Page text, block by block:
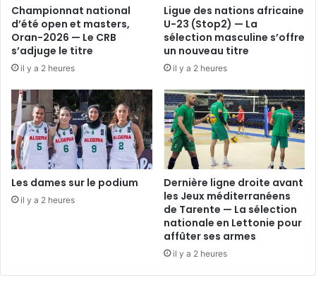
Championnat national
d’été open et masters,
Oran-2026 — Le CRB
s’adjuge le titre
il y a 2 heures
Ligue des nations africaine
U-23 (Stop2) — La
sélection masculine s’offre
un nouveau titre
il y a 2 heures
Les dames sur le podium
il y a 2 heures
Dernière ligne droite avant
les Jeux méditerranéens
de Tarente — La sélection
nationale en Lettonie pour
affûter ses armes
il y a 2 heures